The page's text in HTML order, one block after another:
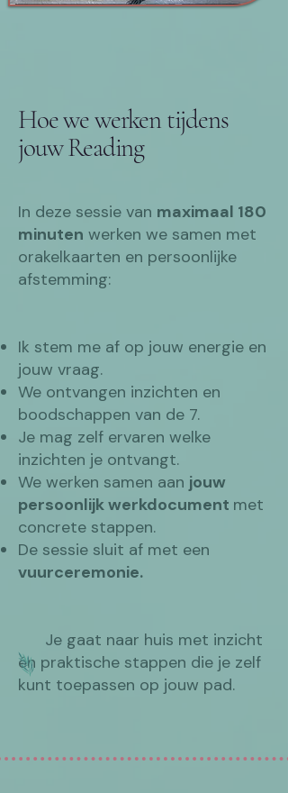
Hoe we werken tijdens
jouw Reading
In deze sessie van maximaal 180
minuten werken we samen met
orakelkaarten en persoonlijke
afstemming:
Ik stem me af op jouw energie en
jouw vraag.
We ontvangen inzichten en
boodschappen van de 7.
Je mag zelf ervaren welke
inzichten je ontvangt.
We werken samen aan jouw
persoonlijk werkdocument met
concrete stappen.
De sessie sluit af met een
vuurceremonie.
Je gaat naar huis met inzicht
én praktische stappen die je zelf
kunt toepassen op jouw pad.